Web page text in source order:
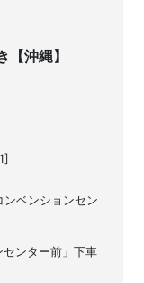
【沖縄】
ベンションセン
ンター前」下車